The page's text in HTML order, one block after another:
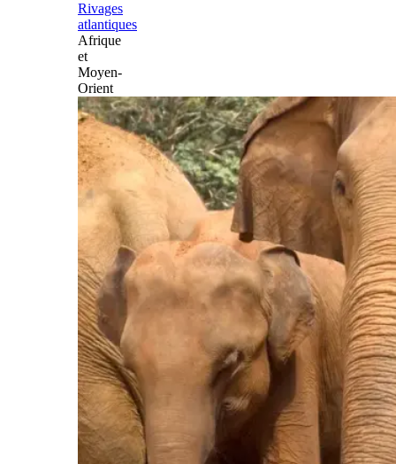
Rivages
atlantiques
Afrique
et
Moyen-
Orient